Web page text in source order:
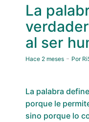
La
al ser
Hace 2 meses Por
La palabra
porque le
sino porque lo